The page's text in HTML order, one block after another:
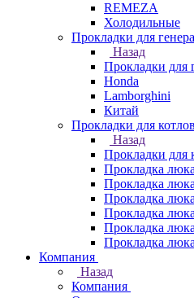
REMEZA
Холодильные
Прокладки для
Назад
Прокладки для
Honda
Lamborghini
Китай
Прокладки для котлов
Назад
Прокладки для
Прокладка
Прокладка
Прокладка
Прокладка
Прокладка
Прокладка
Компания
Назад
Компания